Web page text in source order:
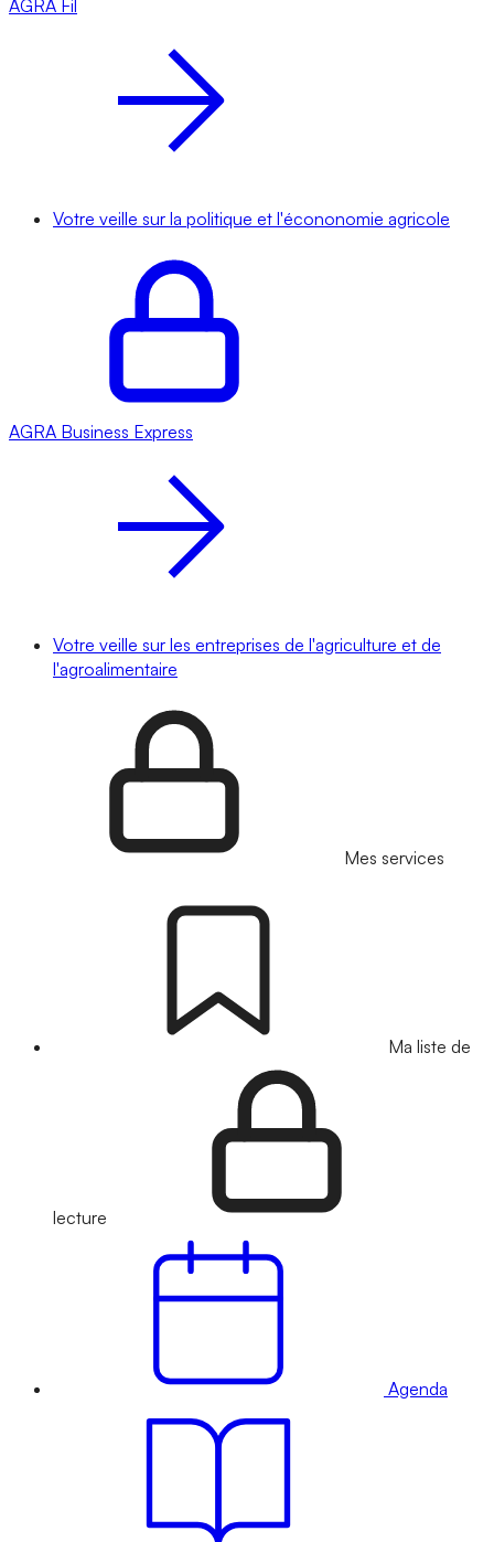
AGRA Fil
Votre veille sur la politique et l'écononomie agricole
AGRA Business Express
Votre veille sur les entreprises de l'agriculture et de
l'agroalimentaire
Mes services
Ma liste de
lecture
Agenda